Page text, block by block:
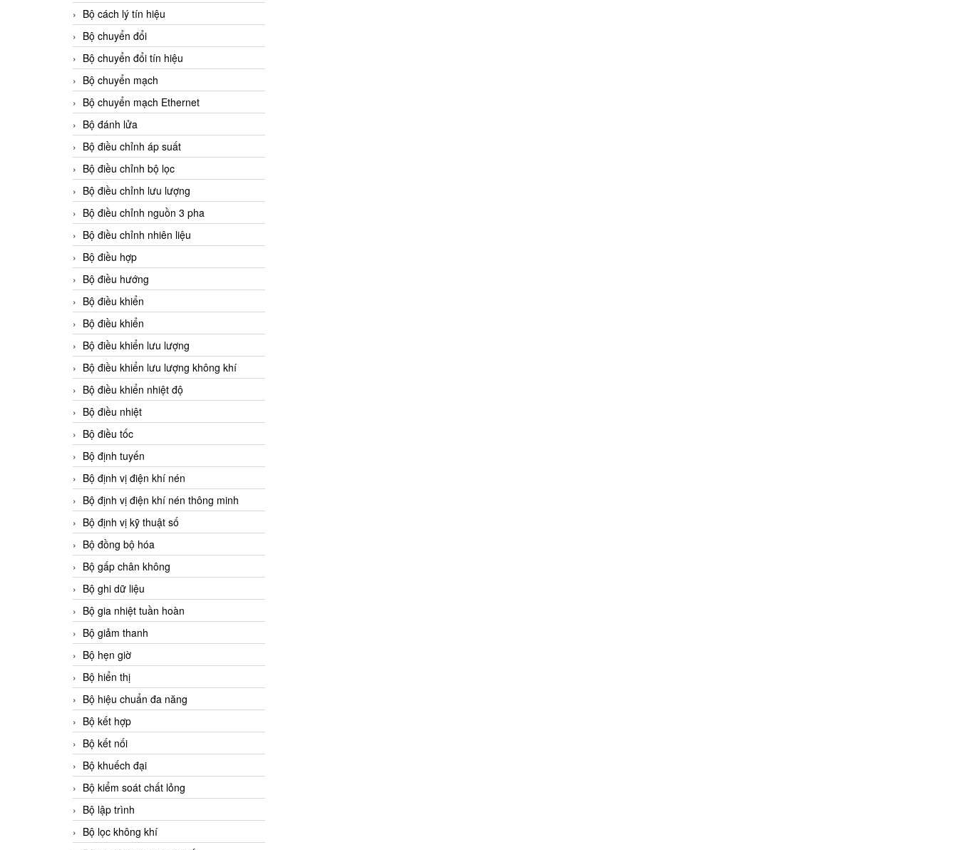
Bộ cách lý tín hiệu
Bộ chuyển đổi
Bộ chuyển đổi tín hiệu
Bộ chuyển mạch
Bộ chuyển mạch Ethernet
Bộ đánh lửa
Bộ điều chỉnh áp suất
Bộ điều chỉnh bộ lọc
Bộ điều chỉnh lưu lượng
Bộ điều chỉnh nguồn 3 pha
Bộ điều chỉnh nhiên liệu
Bộ điều hợp
Bộ điều hướng
Bộ điều khiển
Bộ điều khiển
Bộ điều khiển lưu lượng
Bộ điều khiển lưu lượng không khí
Bộ điều khiển nhiệt độ
Bộ điều nhiệt
Bộ điều tốc
Bộ định tuyến
Bộ định vị điện khí nén
Bộ định vị điện khí nén thông minh
Bộ định vị kỹ thuật số
Bộ đồng bộ hóa
Bộ gấp chân không
Bộ ghi dữ liệu
Bộ gia nhiệt tuần hoàn
Bộ giảm thanh
Bộ hẹn giờ
Bộ hiển thị
Bộ hiệu chuẩn đa năng
Bộ kết hợp
Bộ kết nối
Bộ khuếch đại
Bộ kiểm soát chất lỏng
Bộ lập trình
Bộ lọc không khí